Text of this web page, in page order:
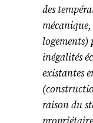
des
logements)
inégalités
existantes
raison du